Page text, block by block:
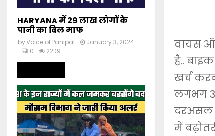
वायस
है..
खर्च
लगभग 3
दरअसल
में
HARYANA में 29 लाख लोगों के
पानी का बिल माफ
byVoice of Panipat
January 3, 2024
0
2209